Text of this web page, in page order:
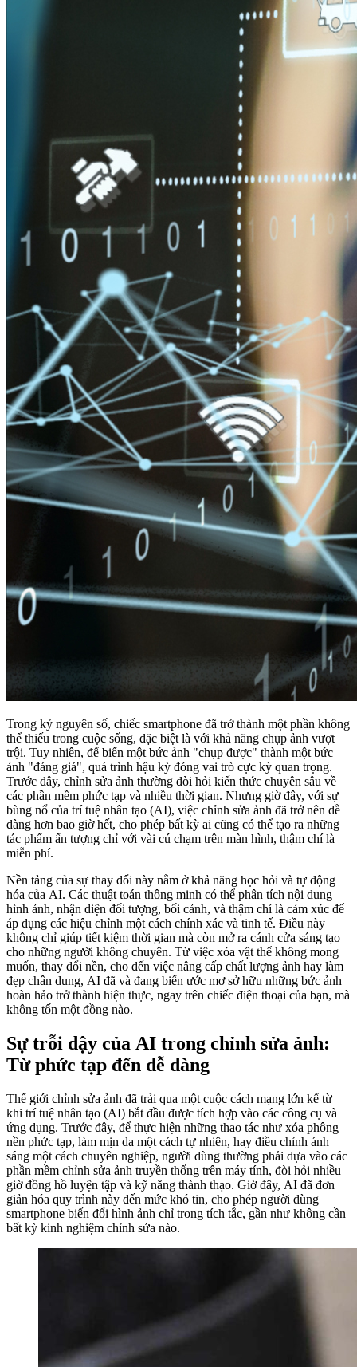
Trong kỷ nguyên số, chiếc smartphone đã trở thành một phần không
thể thiếu trong cuộc sống, đặc biệt là với khả năng chụp ảnh vượt
trội. Tuy nhiên, để biến một bức ảnh "chụp được" thành một bức
ảnh "đáng giá", quá trình hậu kỳ đóng vai trò cực kỳ quan trọng.
Trước đây, chỉnh sửa ảnh thường đòi hỏi kiến thức chuyên sâu về
các phần mềm phức tạp và nhiều thời gian. Nhưng giờ đây, với sự
bùng nổ của trí tuệ nhân tạo (AI), việc chỉnh sửa ảnh đã trở nên dễ
dàng hơn bao giờ hết, cho phép bất kỳ ai cũng có thể tạo ra những
tác phẩm ấn tượng chỉ với vài cú chạm trên màn hình, thậm chí là
miễn phí.
Nền tảng của sự thay đổi này nằm ở khả năng học hỏi và tự động
hóa của AI. Các thuật toán thông minh có thể phân tích nội dung
hình ảnh, nhận diện đối tượng, bối cảnh, và thậm chí là cảm xúc để
áp dụng các hiệu chỉnh một cách chính xác và tinh tế. Điều này
không chỉ giúp tiết kiệm thời gian mà còn mở ra cánh cửa sáng tạo
cho những người không chuyên. Từ việc xóa vật thể không mong
muốn, thay đổi nền, cho đến việc nâng cấp chất lượng ảnh hay làm
đẹp chân dung, AI đã và đang biến ước mơ sở hữu những bức ảnh
hoàn hảo trở thành hiện thực, ngay trên chiếc điện thoại của bạn, mà
không tốn một đồng nào.
Sự trỗi dậy của AI trong chỉnh sửa ảnh:
Từ phức tạp đến dễ dàng
Thế giới chỉnh sửa ảnh đã trải qua một cuộc cách mạng lớn kể từ
khi trí tuệ nhân tạo (AI) bắt đầu được tích hợp vào các công cụ và
ứng dụng. Trước đây, để thực hiện những thao tác như xóa phông
nền phức tạp, làm mịn da một cách tự nhiên, hay điều chỉnh ánh
sáng một cách chuyên nghiệp, người dùng thường phải dựa vào các
phần mềm chỉnh sửa ảnh truyền thống trên máy tính, đòi hỏi nhiều
giờ đồng hồ luyện tập và kỹ năng thành thạo. Giờ đây, AI đã đơn
giản hóa quy trình này đến mức khó tin, cho phép người dùng
smartphone biến đổi hình ảnh chỉ trong tích tắc, gần như không cần
bất kỳ kinh nghiệm chỉnh sửa nào.